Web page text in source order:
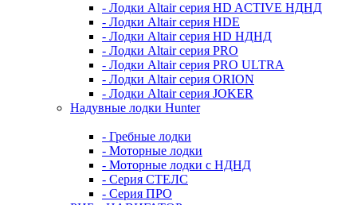
- Лодки Altair серия HD ACTIVE НДНД
- Лодки Altair серия HDE
- Лодки Altair серия HD НДНД
- Лодки Altair серия PRO
- Лодки Altair серия PRO ULTRA
- Лодки Altair серия ORION
- Лодки Altair серия JOKER
Надувные лодки Hunter
- Гребные лодки
- Моторные лодки
- Моторные лодки с НДНД
- Серия СТЕЛС
- Серия ПРО